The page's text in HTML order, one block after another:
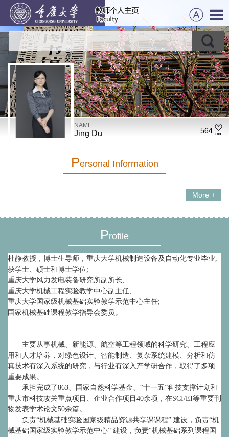
NAME
Jing Du 564
PErsonal Information
More +
Profile
杜静教授，博士生导师，重庆大学机械制造设备及自动化专业毕业,
获学士、硕士和博士学位;
重庆大学风力发电装备研究所副所长;
重庆大学机械工程实验教学中心副主任;
重庆大学国家级机械基础实验教学示范中心主任;
国家机械基础课程教学指导会委员。
主要从事机械、新能源、航空等工程领域的科学研究、工程应
用和人才培养，对绿色设计、智能制造、复杂系统建模、分析和仿
真技术有深入系统的研究，与行业有深入产学研合作，取得了多项
重要成果。
承担完成了863、国家自然科学基金、“十一五”科技支撑计划和
重庆市科技攻关重点项目、企业合作项目40余项，在SCI/EI等重要刊
物发表学术论文50余篇。
负责“机械基础实验国家级精品资源共享课课程” 建设，负责“机
械基础国家级实验教学示范中心” 建设，负责“机械基础系列课程国